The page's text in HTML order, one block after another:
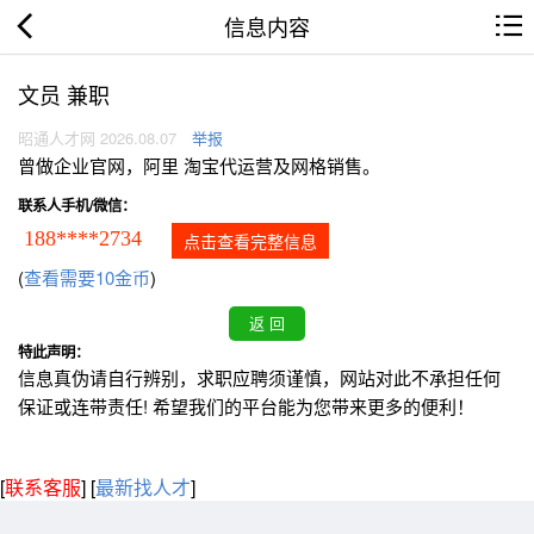
信息内容
文员 兼职
昭通人才网 2026.08.07 举报
曾做企业官网，阿里 淘宝代运营及网格销售。
联系人手机/微信：
188****2734 点击查看完整信息
(查看需要10金币)
特此声明：
信息真伪请自行辨别，求职应聘须谨慎，网站对此不承担任何
保证或连带责任! 希望我们的平台能为您带来更多的便利！
[联系客服] [最新找人才]